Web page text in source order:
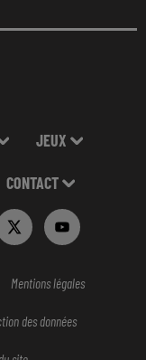
JEUX
CONTACT
Mentions légales
des données